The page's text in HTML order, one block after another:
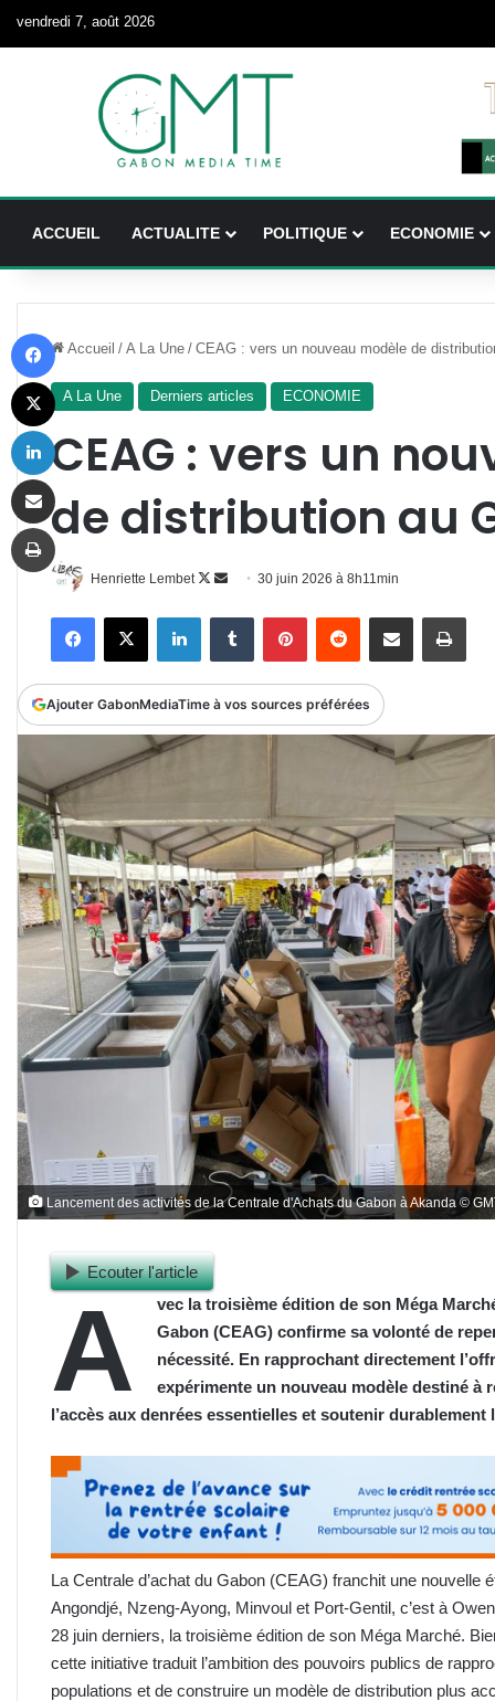
vendredi 7, août 2026
ACCUEIL ACTUALITE POLITIQUE ECONOMIE
Accueil / A La Une / CEAG : vers un nouveau modèle de
A La Une Derniers articles ECONOMIE
CEAG : vers un
de distribution au
Henriette Lembet
Follow
Envoyer
courriel
30 juin 2026 à 8h11min
FacebookX LinkedinTumblr PinterestReddit Partager par email
Ajouter GabonMediaTime à vos sources préférées
Lancement des activités de la Centrale d'Achats du Gabon à Akanda ©
Ecouter l'article
A
vec la troisième édition de son Méga
Gabon (CEAG) confirme sa volonté de
nécessité. En rapprochant directement
expérimente un nouveau modèle destiné
l’accès aux denrées essentielles et soutenir durablement
La Centrale d’achat du Gabon (CEAG) franchit une nouvelle
Angondjé, Nzeng-Ayong, Minvoul et Port-Gentil, c’est à
28 juin derniers, la troisième édition de son Méga Marché.
cette initiative traduit l’ambition des pouvoirs publics de
populations et de construire un modèle de distribution plus
X
Imprimer